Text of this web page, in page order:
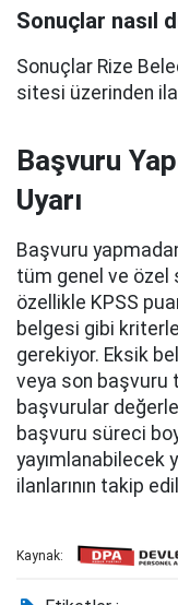
Sonuçlar nasıl
Sonuçlar Rize
sitesi üzerinden
Başvuru
Uyarı
Başvuru
tüm genel ve özel
özellikle KPSS
belgesi gibi
gerekiyor. Eksik
veya son başvuru
başvurular
başvuru süreci
yayımlanabilecek
ilanlarının takip
Kaynak: